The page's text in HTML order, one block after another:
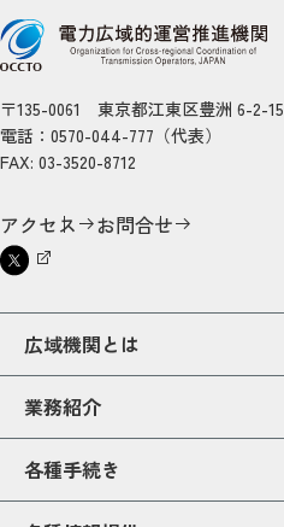
〒135-0061 東京都江東区豊洲 6-2-15
電話：0570-044-777（代表）
FAX: 03-3520-8712
アクセス お問合せ
広域機関とは
業務紹介
各種手続き